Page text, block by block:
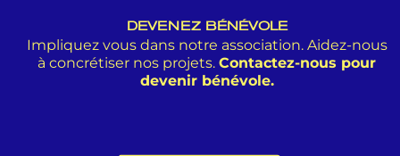
DEVENEZ BÉNÉVOLE
Impliquez vous dans notre association. Aidez-nous
à concrétiser nos projets. Contactez-nous pour
devenir bénévole.